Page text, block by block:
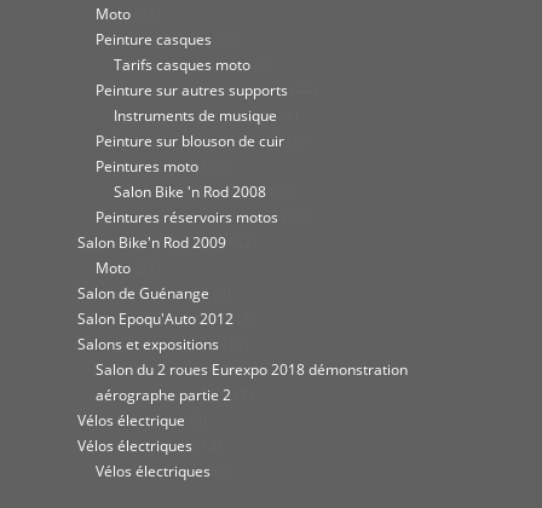
Moto
Peinture casques
Tarifs casques moto
Peinture sur autres supports
Instruments de musique
Peinture sur blouson de cuir
Peintures moto
Salon Bike 'n Rod 2008
Peintures réservoirs motos
Salon Bike'n Rod 2009
Moto
Salon de Guénange
Salon Epoqu'Auto 2012
Salons et expositions
Salon du 2 roues Eurexpo 2018 démonstration
aérographe partie 2
Vélos électrique
Vélos électriques
Vélos électriques